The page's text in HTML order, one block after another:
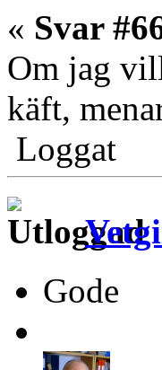
« Svar
Om jag
käft,
Loggat
Gode